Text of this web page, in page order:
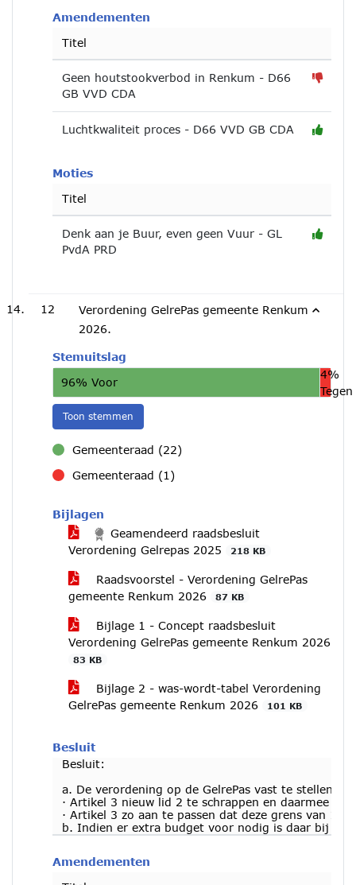
Amendementen
Titel
Geen houtstookverbod in Renkum - D66
GB VVD CDA
Luchtkwaliteit proces - D66 VVD GB CDA
Moties
Titel
Denk aan je Buur, even geen Vuur - GL
PvdA PRD
12
Verordening GelrePas gemeente Renkum
2026.
Stemuitslag
96% Voor
4%
Tegen
Toon stemmen
Gemeenteraad (22)
Gemeenteraad (1)
Bijlagen
Geamendeerd raadsbesluit
Verordening Gelrepas 2025
218 KB
Raadsvoorstel - Verordening GelrePas
gemeente Renkum 2026
87 KB
Bijlage 1 - Concept raadsbesluit
Verordening GelrePas gemeente Renkum 2026
83 KB
Bijlage 2 - was-wordt-tabel Verordening
GelrePas gemeente Renkum 2026
101 KB
Besluit
Besluit:
a. De verordening op de GelrePas vast te stellen,
· Artikel 3 nieuw lid 2 te schrappen en daarmee
· Artikel 3 zo aan te passen dat deze grens van
b. Indien er extra budget voor nodig is daar bij de
Amendementen